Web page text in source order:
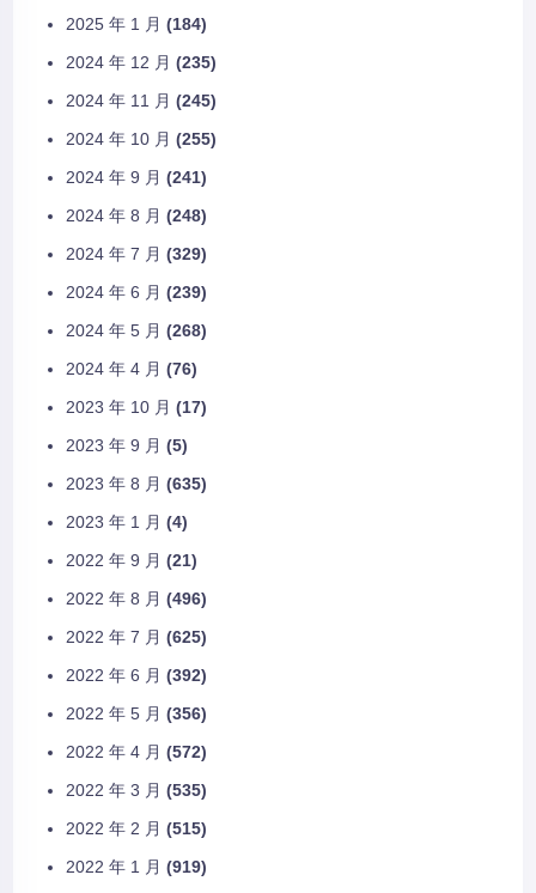
2025 年 1 月 (184)
2024 年 12 月 (235)
2024 年 11 月 (245)
2024 年 10 月 (255)
2024 年 9 月 (241)
2024 年 8 月 (248)
2024 年 7 月 (329)
2024 年 6 月 (239)
2024 年 5 月 (268)
2024 年 4 月 (76)
2023 年 10 月 (17)
2023 年 9 月 (5)
2023 年 8 月 (635)
2023 年 1 月 (4)
2022 年 9 月 (21)
2022 年 8 月 (496)
2022 年 7 月 (625)
2022 年 6 月 (392)
2022 年 5 月 (356)
2022 年 4 月 (572)
2022 年 3 月 (535)
2022 年 2 月 (515)
2022 年 1 月 (919)